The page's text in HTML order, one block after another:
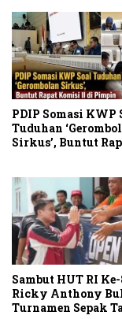
PDIP Somasi KWP
Tuduhan
Sirkus’, Buntut
Sambut HUT RI Ke-
Ricky Anthony
Turnamen Sepak